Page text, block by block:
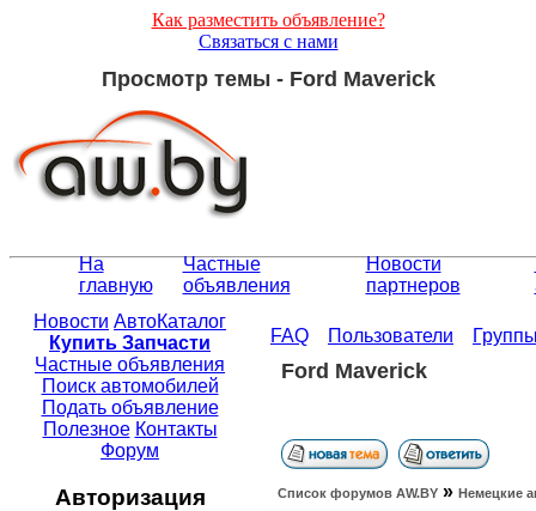
Как разместить объявление?
Связаться с нами
Просмотр темы - Ford Maverick
На
главную
Частные
объявления
Новости
партнеров
Новости АвтоКаталог
Купить Запчасти
Частные объявления
Поиск автомобилей
Подать объявление
Полезное Контакты
Форум
Авторизация
FAQ Пользователи
Ford Maverick
Список форумов АW.BY » Немецкие